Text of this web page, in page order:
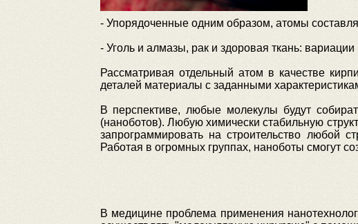
- Упорядоченные одним образом, атомы
- Уголь и алмазы, рак и здоровая ткань:
Рассматривая отдельный атом в качестве
деталей материалы с заданными
В перспективе, любые молекулы будут
(наноботов). Любую химически стабильную
запрограммировать на строительство любой
Работая в огромных группах, наноботы смогут
В медицине проблема применения